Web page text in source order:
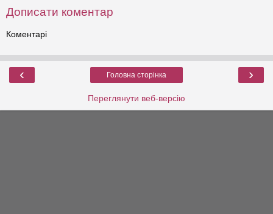
Дописати коментар
Коментарі
‹ ›
Головна сторінка
Переглянути веб-версію